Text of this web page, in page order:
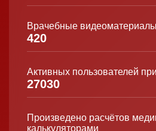
Врачебные видеоматериалы
420
Активных пользователей
27030
Произведено расчётов
калькуляторами